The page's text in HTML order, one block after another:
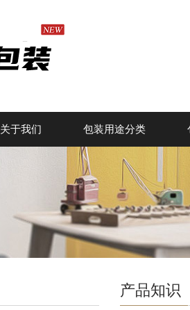
关于我们 包装用途分类
产品知识